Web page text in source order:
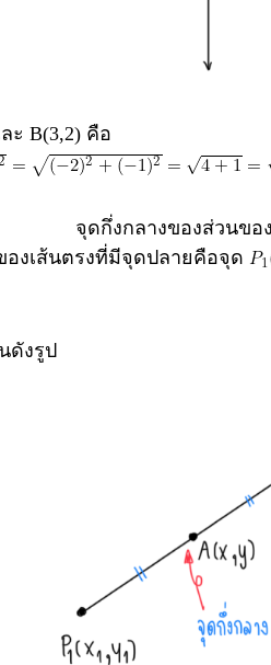
และ B(3,2) คือ
จุดกึ่งกลางของส่วนขอ
องเส้นตรงที่มีจุดปลายคือจุด
ดังรูป